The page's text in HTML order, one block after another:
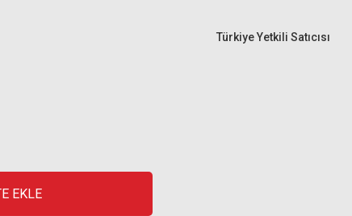
Türkiye Yetkili Satıcısı
EKLE